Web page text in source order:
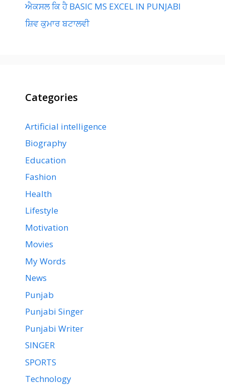
ਐਕਸਲ ਕਿ ਹੈ BASIC MS EXCEL IN PUNJABI
ਸ਼ਿਵ ਕੁਮਾਰ ਬਟਾਲਵੀ
Categories
Artificial intelligence
Biography
Education
Fashion
Health
Lifestyle
Motivation
Movies
My Words
News
Punjab
Punjabi Singer
Punjabi Writer
SINGER
SPORTS
Technology